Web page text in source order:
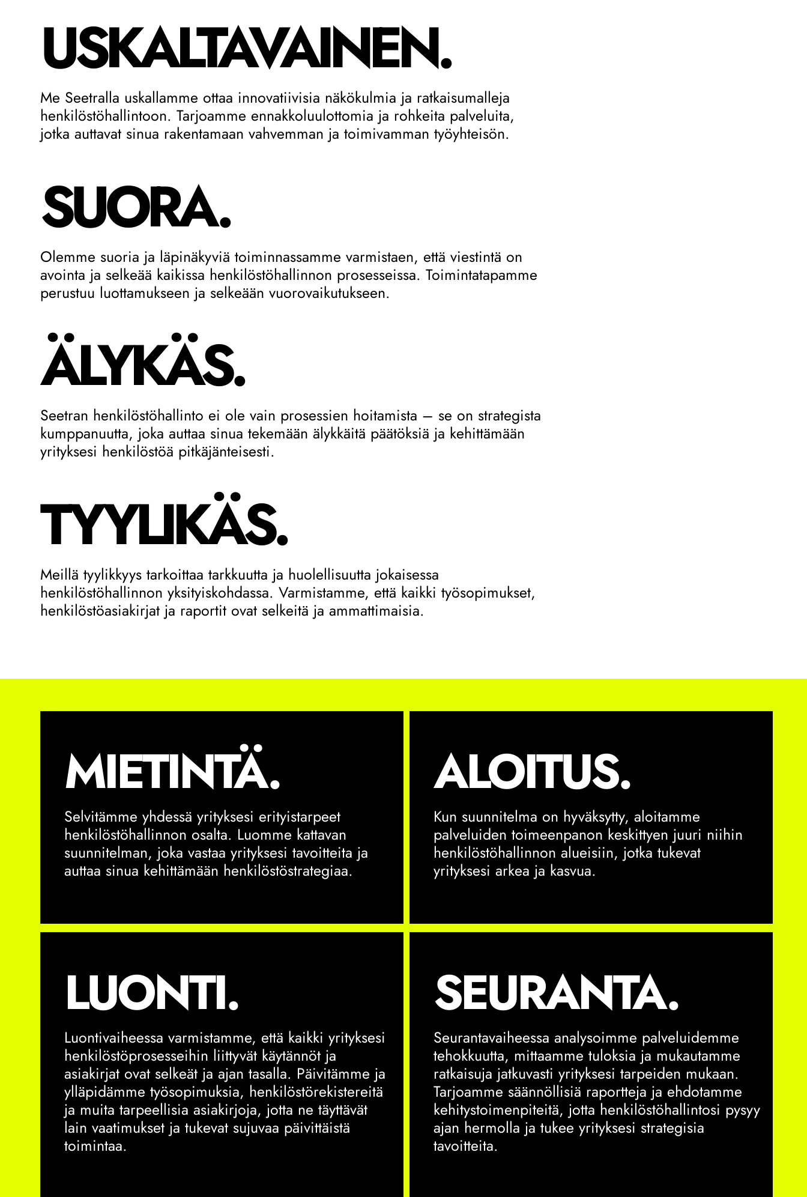
USKALTAVAINEN.
Me Seetralla uskallamme ottaa innovatiivisia näkökulmia ja ratkaisumalleja
henkilöstöhallintoon. Tarjoamme ennakkoluulottomia ja rohkeita palveluita,
jotka auttavat sinua rakentamaan vahvemman ja toimivamman työyhteisön.
SUORA.
Olemme suoria ja läpinäkyviä toiminnassamme varmistaen, että viestintä on
avointa ja selkeää kaikissa henkilöstöhallinnon prosesseissa. Toimintatapamme
perustuu luottamukseen ja selkeään vuorovaikutukseen.
ÄLYKÄS.
Seetran henkilöstöhallinto ei ole vain prosessien hoitamista – se on strategista
kumppanuutta, joka auttaa sinua tekemään älykkäitä päätöksiä ja kehittämään
yrityksesi henkilöstöä pitkäjänteisesti.
TYYLIKÄS.
Meillä tyylikkyys tarkoittaa tarkkuutta ja huolellisuutta jokaisessa
henkilöstöhallinnon yksityiskohdassa. Varmistamme, että kaikki työsopimukset,
henkilöstöasiakirjat ja raportit ovat selkeitä ja ammattimaisia.
MIETINTÄ.
Selvitämme yhdessä yrityksesi erityistarpeet
henkilöstöhallinnon osalta. Luomme kattavan
suunnitelman, joka vastaa yrityksesi tavoitteita ja
auttaa sinua kehittämään henkilöstöstrategiaa.
ALOITUS.
Kun suunnitelma on hyväksytty, aloitamme
palveluiden toimeenpanon keskittyen juuri niihin
henkilöstöhallinnon alueisiin, jotka tukevat
yrityksesi arkea ja kasvua.
LUONTI.
Luontivaiheessa varmistamme, että kaikki yrityksesi
henkilöstöprosesseihin liittyvät käytännöt ja
asiakirjat ovat selkeät ja ajan tasalla. Päivitämme ja
ylläpidämme työsopimuksia, henkilöstörekistereitä
ja muita tarpeellisia asiakirjoja, jotta ne täyttävät
lain vaatimukset ja tukevat sujuvaa päivittäistä
toimintaa.
SEURANTA.
Seurantavaiheessa analysoimme palveluidemme
tehokkuutta, mittaamme tuloksia ja mukautamme
ratkaisuja jatkuvasti yrityksesi tarpeiden mukaan.
Tarjoamme säännöllisiä raportteja ja ehdotamme
kehitystoimenpiteitä, jotta henkilöstöhallintosi pysyy
ajan hermolla ja tukee yrityksesi strategisia
tavoitteita.